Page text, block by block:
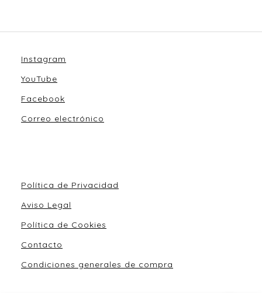
Instagram
YouTube
Facebook
Correo electrónico
Política de Privacidad
Aviso Legal
Política de Cookies
Contacto
Condiciones generales de compra